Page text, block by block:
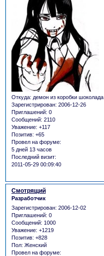
Откуда: демон из коробки шоколада
Зарегистрирован: 2006-12-26
Приглашений: 0
Сообщений: 2110
Уважение: +117
Позитив: +65
Провел на форуме:
5 дней 13 часов
Последний визит:
2011-05-29 00:09:40
Смотрящий
Разработчик
Зарегистрирован: 2006-12-02
Приглашений: 0
Сообщений: 1000
Уважение: +1219
Позитив: +828
Пол: Женский
Провел на форуме: